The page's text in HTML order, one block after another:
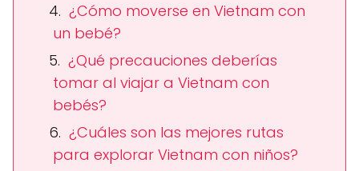
¿Cómo moverse en Vietnam con
un bebé?
¿Qué precauciones deberías
tomar al viajar a Vietnam con
bebés?
¿Cuáles son las mejores rutas
para explorar Vietnam con niños?